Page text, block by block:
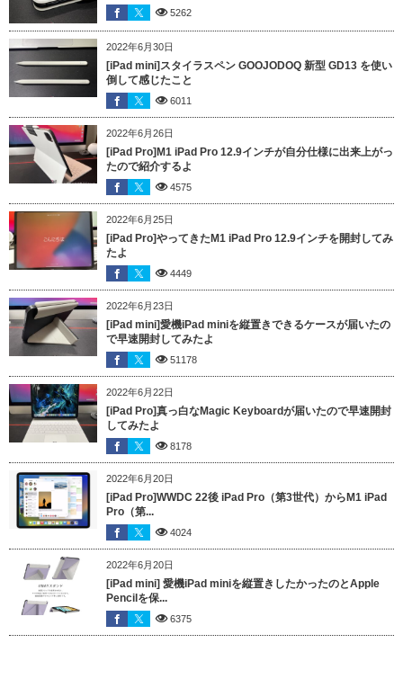
5262
2022年6月30日
[iPad mini]スタイラスペン GOOJODOQ 新型 GD13 を使い
倒して感じたこと
6011
2022年6月26日
[iPad Pro]M1 iPad Pro 12.9インチが自分仕様に出来上がっ
たので紹介するよ
4575
2022年6月25日
[iPad Pro]やってきたM1 iPad Pro 12.9インチを開封してみ
たよ
4449
2022年6月23日
[iPad mini]愛機iPad miniを縦置きできるケースが届いたの
で早速開封してみたよ
51178
2022年6月22日
[iPad Pro]真っ白なMagic Keyboardが届いたので早速開封
してみたよ
8178
2022年6月20日
[iPad Pro]WWDC 22後 iPad Pro（第3世代）からM1 iPad
Pro（第...
4024
2022年6月20日
[iPad mini] 愛機iPad miniを縦置きしたかったのとApple
Pencilを保...
6375